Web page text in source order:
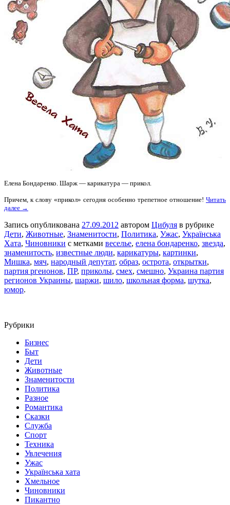
Елена Бондаренко. Шарж — карикатура — прикол.
Причем, к слову «прикол» сегодня особенно трепетное отношение! Читать
далее →
Запись опубликована 27.09.2012 автором Цибуля в рубрике
Дети, Животные, Знаменитости, Политика, Ужас, Українська
Хата, Чиновники с метками веселье, елена бондаренко, звезда,
знаменитость, известные люди, карикатуры, картинки,
Мишка, мяч, народный депутат, образ, острота, открытки,
партия ргеионов, ПР, приколы, смех, смешно, Украина партия
регионов Украины, шаржи, шило, школьная форма, шутка,
юмор.
Рубрики
Бизнес
Быт
Дети
Животные
Знаменитости
Политика
Разное
Романтика
Сказки
Служба
Спорт
Техника
Увлечения
Ужас
Українська хата
Хмельное
Чиновники
Пикантно